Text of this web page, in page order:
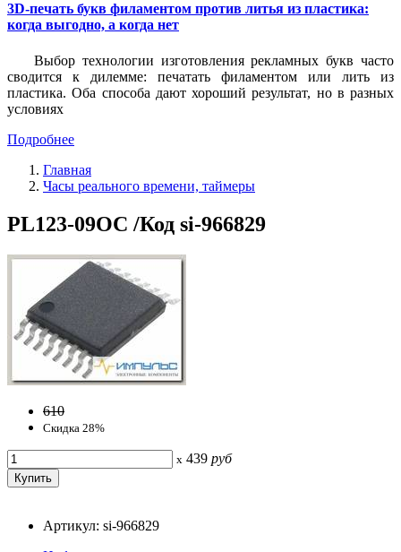
3D-печать букв филаментом против литья из пластика:
когда выгодно, а когда нет
Выбор технологии изготовления рекламных букв часто
сводится к дилемме: печатать филаментом или лить из
пластика. Оба способа дают хороший результат, но в разных
условиях
Подробнее
Главная
Часы реального времени, таймеры
PL123-09OC /Код si-966829
610
Скидка 28%
x 439 руб
Артикул: si-966829